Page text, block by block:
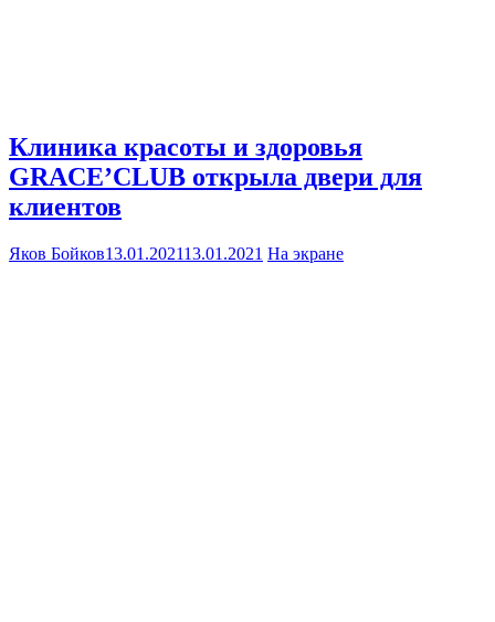
Клиника красоты и здоровья
GRACE’CLUB открыла двери для
клиентов
Яков Бойков13.01.202113.01.2021 На экране